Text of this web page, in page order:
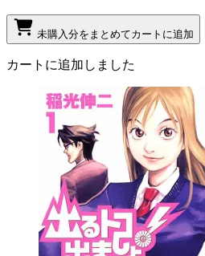
未購入分をまとめてカートに追加
カートに追加しました